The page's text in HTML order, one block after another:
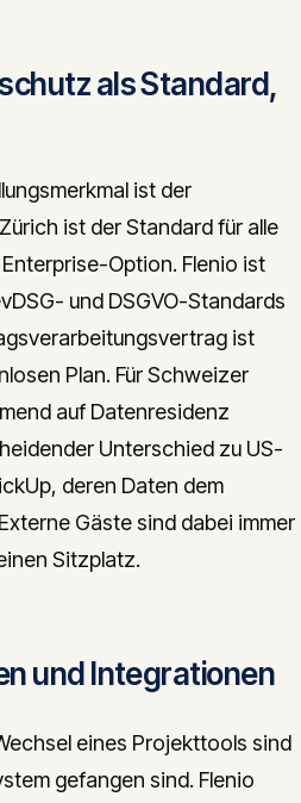
als Standard,
ist der
ist der Standard für alle
Option. Flenio ist
und DSGVO-Standards
ist
Plan. Für Schweizer
auf Datenresidenz
Unterschied zu US-
deren Daten dem
Gäste sind dabei immer
Sitzplatz.
und Integrationen
eines Projekttools sind
gefangen sind. Flenio